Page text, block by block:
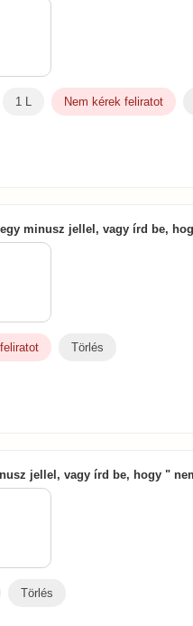
1 L Nem kérek feliratot
minusz jellel, vagy írd be,
Törlés
jellel, vagy írd be, hogy "
Törlés